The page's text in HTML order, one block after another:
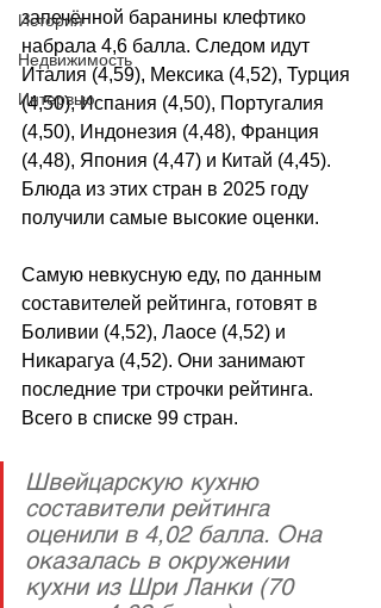
История
Недвижимость
Интервью
запечённой баранины клефтико
набрала 4,6 балла. Следом идут
Италия (4,59), Мексика (4,52), Турция
(4,50), Испания (4,50), Португалия
(4,50), Индонезия (4,48), Франция
(4,48), Япония (4,47) и Китай (4,45).
Блюда из этих стран в 2025 году
получили самые высокие оценки.
Самую невкусную еду, по данным
составителей рейтинга, готовят в
Боливии (4,52), Лаосе (4,52) и
Никарагуа (4,52). Они занимают
последние три строчки рейтинга.
Всего в списке 99 стран.
Швейцарскую кухню
составители рейтинга
оценили в 4,02 балла. Она
оказалась в окружении
кухни из Шри Ланки (70